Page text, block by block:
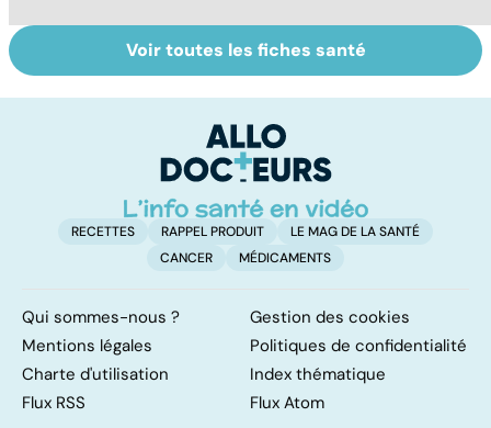
Tout savoir sur
les infections
Inflammation des
amygdales : que
d'angine ?
Voir toutes les fiches santé
RECETTES RAPPEL PRODUIT
LE MAG DE LA SANTÉ
CANCER
MÉDICAMENTS
Qui sommes-nous ?
Gestion des cookies
Mentions légales
Politiques de confidentialité
Charte d'utilisation
Index thématique
Flux RSS
Flux Atom